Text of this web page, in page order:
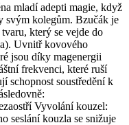
mladí adepti magie, když
svým kolegům. Bzučák je
který se vejde do
Uvnitř kovového
jsou díky magenergii
frekvenci, které ruší
schopnost soustředění k
Vyvolání kouzel:
seslání kouzla se snižuje